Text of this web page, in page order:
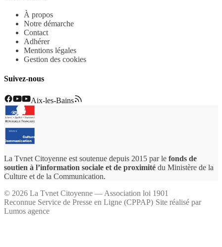
À propos
Notre démarche
Contact
Adhérer
Mentions légales
Gestion des cookies
Suivez-nous
Aix-les-Bains
La Tvnet Citoyenne est soutenue depuis 2015 par le fonds de
soutien à l’information sociale et de proximité du Ministère de la
Culture et de la Communication.
© 2026 La Tvnet Citoyenne — Association loi 1901
Reconnue Service de Presse en Ligne (CPPAP)·Site réalisé par
Lumos agence